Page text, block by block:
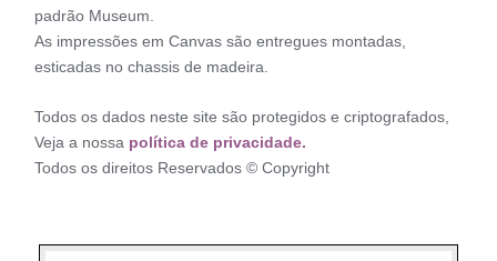
padrão Museum.
As impressões em Canvas são entregues montadas,
esticadas no chassis de madeira.
Todos os dados neste site são protegidos e criptografados,
Veja a nossa política de privacidade.
Todos os direitos Reservados © Copyright